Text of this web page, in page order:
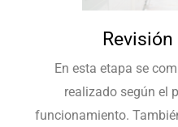
En esta etapa se
realizado según el
funcionamiento.